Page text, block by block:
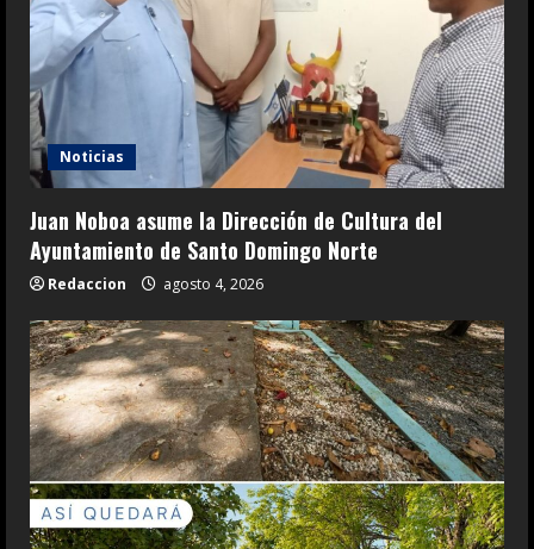
Noticias
Juan Noboa asume la Dirección de Cultura del
Ayuntamiento de Santo Domingo Norte
Redaccion agosto 4, 2026